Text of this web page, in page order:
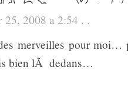
25, 2008 a 2:54 . .
merveilles pour moi…
bien lÃ dedans…